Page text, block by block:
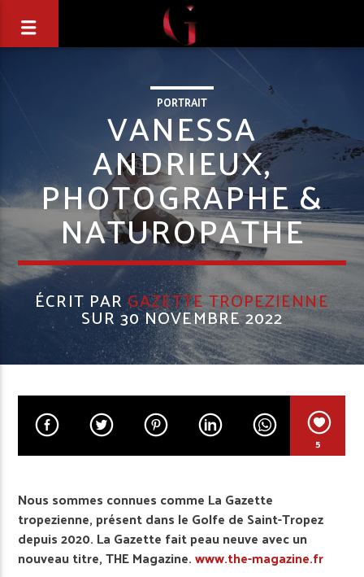
PORTRAIT
VANESSA
ANDRIEUX,
PHOTOGRAPHE &
NATUROPATHE
ÉCRIT PARGAZETTE TROPEZIENNE
SUR 30 NOVEMBRE 2022
5
Nous sommes connues comme La Gazette
tropezienne, présent dans le Golfe de Saint-Tropez
depuis 2020. La Gazette fait peau neuve avec un
nouveau titre, THE Magazine.www.the-magazine.fr